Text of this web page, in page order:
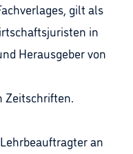
gilt als
in
Herausgeber von
Zeitschriften.
an